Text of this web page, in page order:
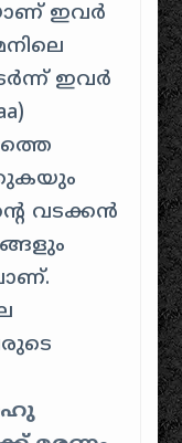
ഇവർ
ഇവർ
വടക്കൻ